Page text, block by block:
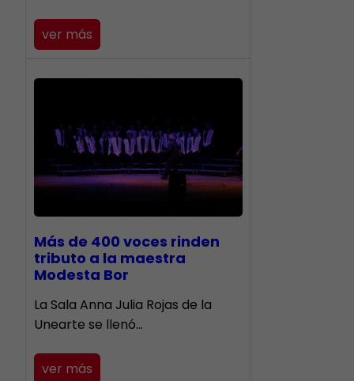
ver más
Más de 400 voces rinden
tributo a la maestra
Modesta Bor
​La Sala Anna Julia Rojas de la
Unearte se llenó…
ver más